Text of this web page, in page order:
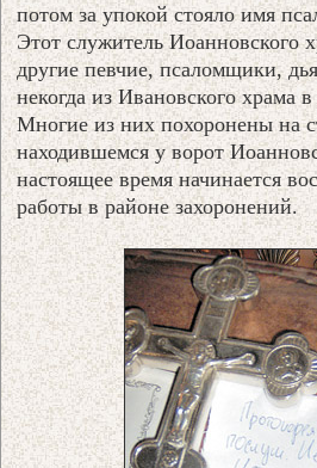
потом за упокой стояло имя
Этот служитель Иоанновского
другие певчие, псаломщики,
некогда из Ивановского храма
Многие из них похоронены на
находившемся у ворот
настоящее время начинается
работы в районе захоронений.